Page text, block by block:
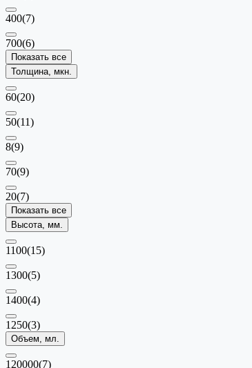
400(7)
700(6)
Показать все
Толщина, мкн.
60(20)
50(11)
8(9)
70(9)
20(7)
Показать все
Высота, мм.
1100(15)
1300(5)
1400(4)
1250(3)
Объем, мл.
120000(7)